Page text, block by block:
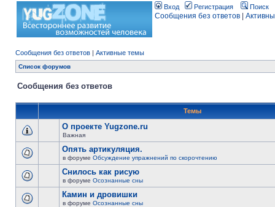
Вход Регистрация Поиск
Сообщения без ответов
Сообщения без ответов | Активные темы
Список форумов
Сообщения без ответов
Темы
О проекте Yugzone.ru
Важная
Опять артикуляция.
в форуме Обсуждение упражнений по скорочтению
Снилось как рисую
в форуме Осознанные сны
Камин и дровишки
в форуме Осознанные сны